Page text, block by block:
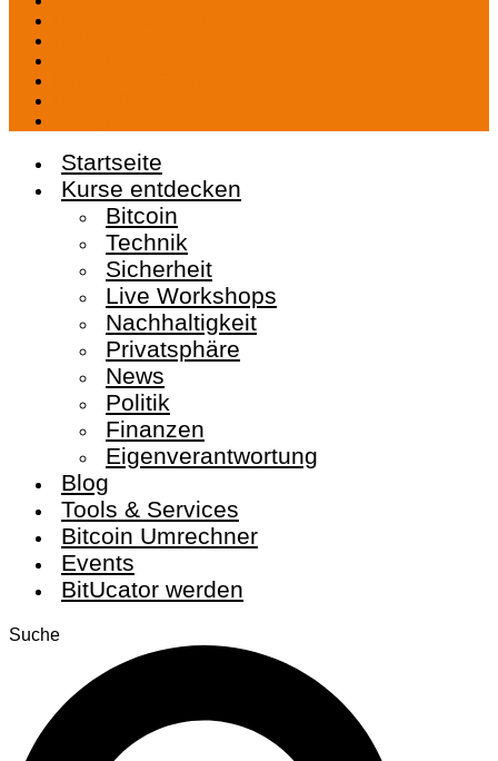
Startseite
Kurse entdecken
Bitcoin
Technik
Sicherheit
Live Workshops
Nachhaltigkeit
Privatsphäre
News
Politik
Finanzen
Eigenverantwortung
Blog
Tools & Services
Bitcoin Umrechner
Events
BitUcator werden
Suche